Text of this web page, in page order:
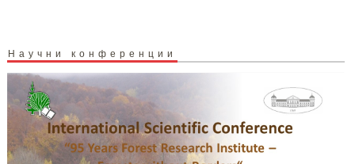
Научни конференции